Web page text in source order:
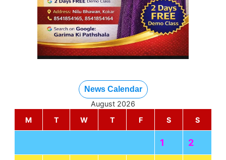
News Calendar
August 2026
M
T W T F S S
1 2